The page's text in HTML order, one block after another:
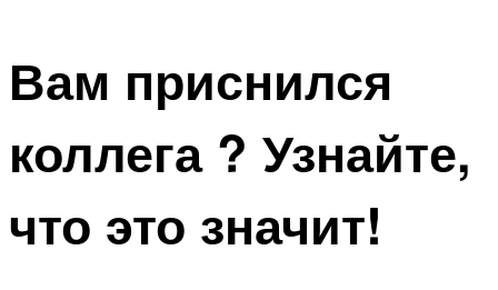
Вам приснился
коллега ? Узнайте,
что это значит!